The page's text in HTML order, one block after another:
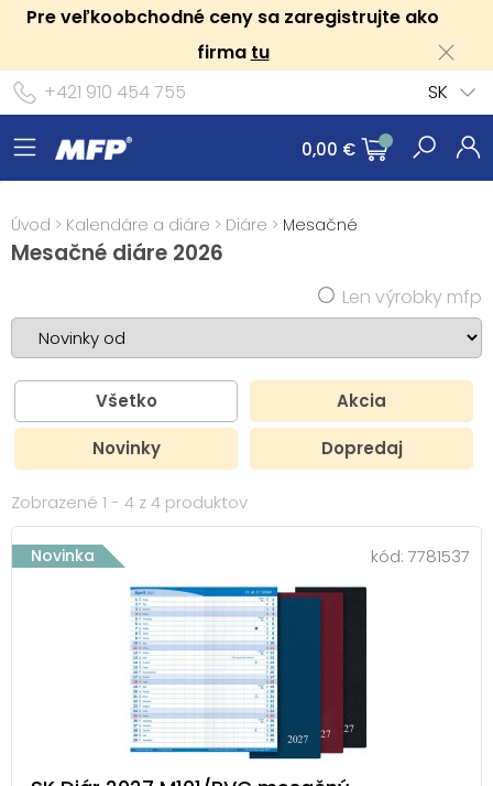
Pre veľkoobchodné ceny sa zaregistrujte ako
firma tu
+421 910 454 755
SK
0,00 €
Úvod > Kalendáre a diáre > Diáre > Mesačné
Mesačné diáre 2026
Len výrobky mfp
Všetko Akcia
Novinky Dopredaj
Zobrazené 1 - 4 z 4 produktov
Novinka kód: 7781537